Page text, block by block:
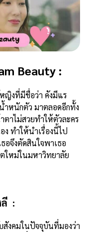
Beauty :
หญิงที่มีชื่อว่า คังมีแร
ำหนักตัว มาตลอดอีกทั้ง
ตาไม่สวยทำให้ตัวละคร
ง ทำให้นำเรื่องนี้ไป
จึงตัดสินใจพาเธอ
ใหม่ในมหาวิทยาลัย
ลี :
สังคมในปัจจุบันที่มองว่า